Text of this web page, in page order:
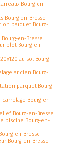
Bourg-en-
Bourg-en-Bresse
parquet Bourg-
en-Bresse
plot Bourg-en-
au sol Bourg-
ancien Bourg-
parquet Bourg-
Bourg-en-
Bourg-en-Bresse
piscine Bourg-en-
en-Bresse
Bourg-en-Bresse